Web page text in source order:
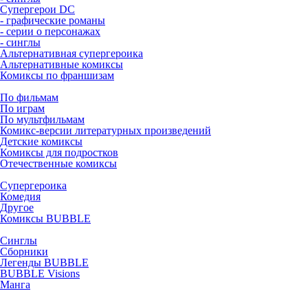
Супергерои DC
- графические романы
- серии о персонажах
- синглы
Альтернативная супергероика
Альтернативные комиксы
Комиксы по франшизам
По фильмам
По играм
По мультфильмам
Комикс-версии литературных произведений
Детские комиксы
Комиксы для подростков
Отечественные комиксы
Супергероика
Комедия
Другое
Комиксы BUBBLE
Синглы
Сборники
Легенды BUBBLE
BUBBLE Visions
Манга